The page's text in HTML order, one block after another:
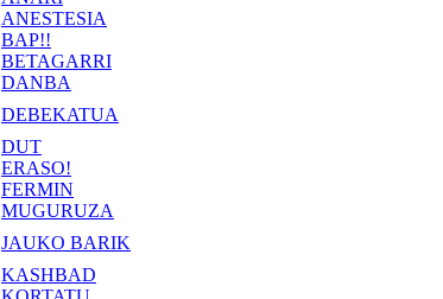
ANESTESIA
BAP!!
BETAGARRI
DANBA
DEBEKATUA
DUT
ERASO!
FERMIN
MUGURUZA
JAUKO BARIK
KASHBAD